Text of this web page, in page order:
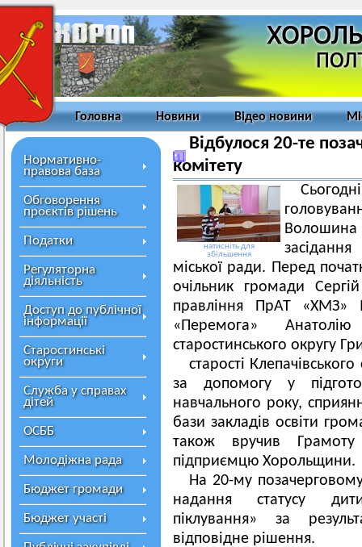
Головна Новини Відео новини
Нормативно-
правова база
Обговорення
проєктів рішень
Податки
Регуляторна
діяльність
Доступ до публічної
інформації
Старостинські
округи
Служба у справах
дітей
ОСББ
Молодіжна рада
Бюджет громади
Бюджет участі
Відбулося 20-те
комітету
натисніть для
збільшення
міської ради. Перед
очільник громади
правління ПрАТ «ХМЗ»
«Перемога»
старостинського округу
старості
за допомогу у
навчального року,
бази закладів освіти
також вручив
підприємцю Хорольщини.
На 20-му
надання статусу
піклування» за
відповідне рішення.